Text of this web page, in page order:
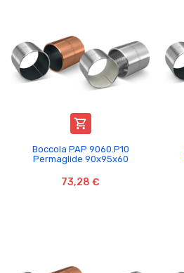

Boccola PAP 9060.P10
Permaglide 90x95x60
73,28 €